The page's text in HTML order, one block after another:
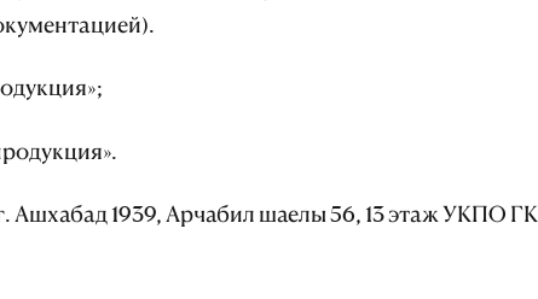
Ашхабад 1939, Арчабил шаелы 56, 13 этаж УКПО ГК